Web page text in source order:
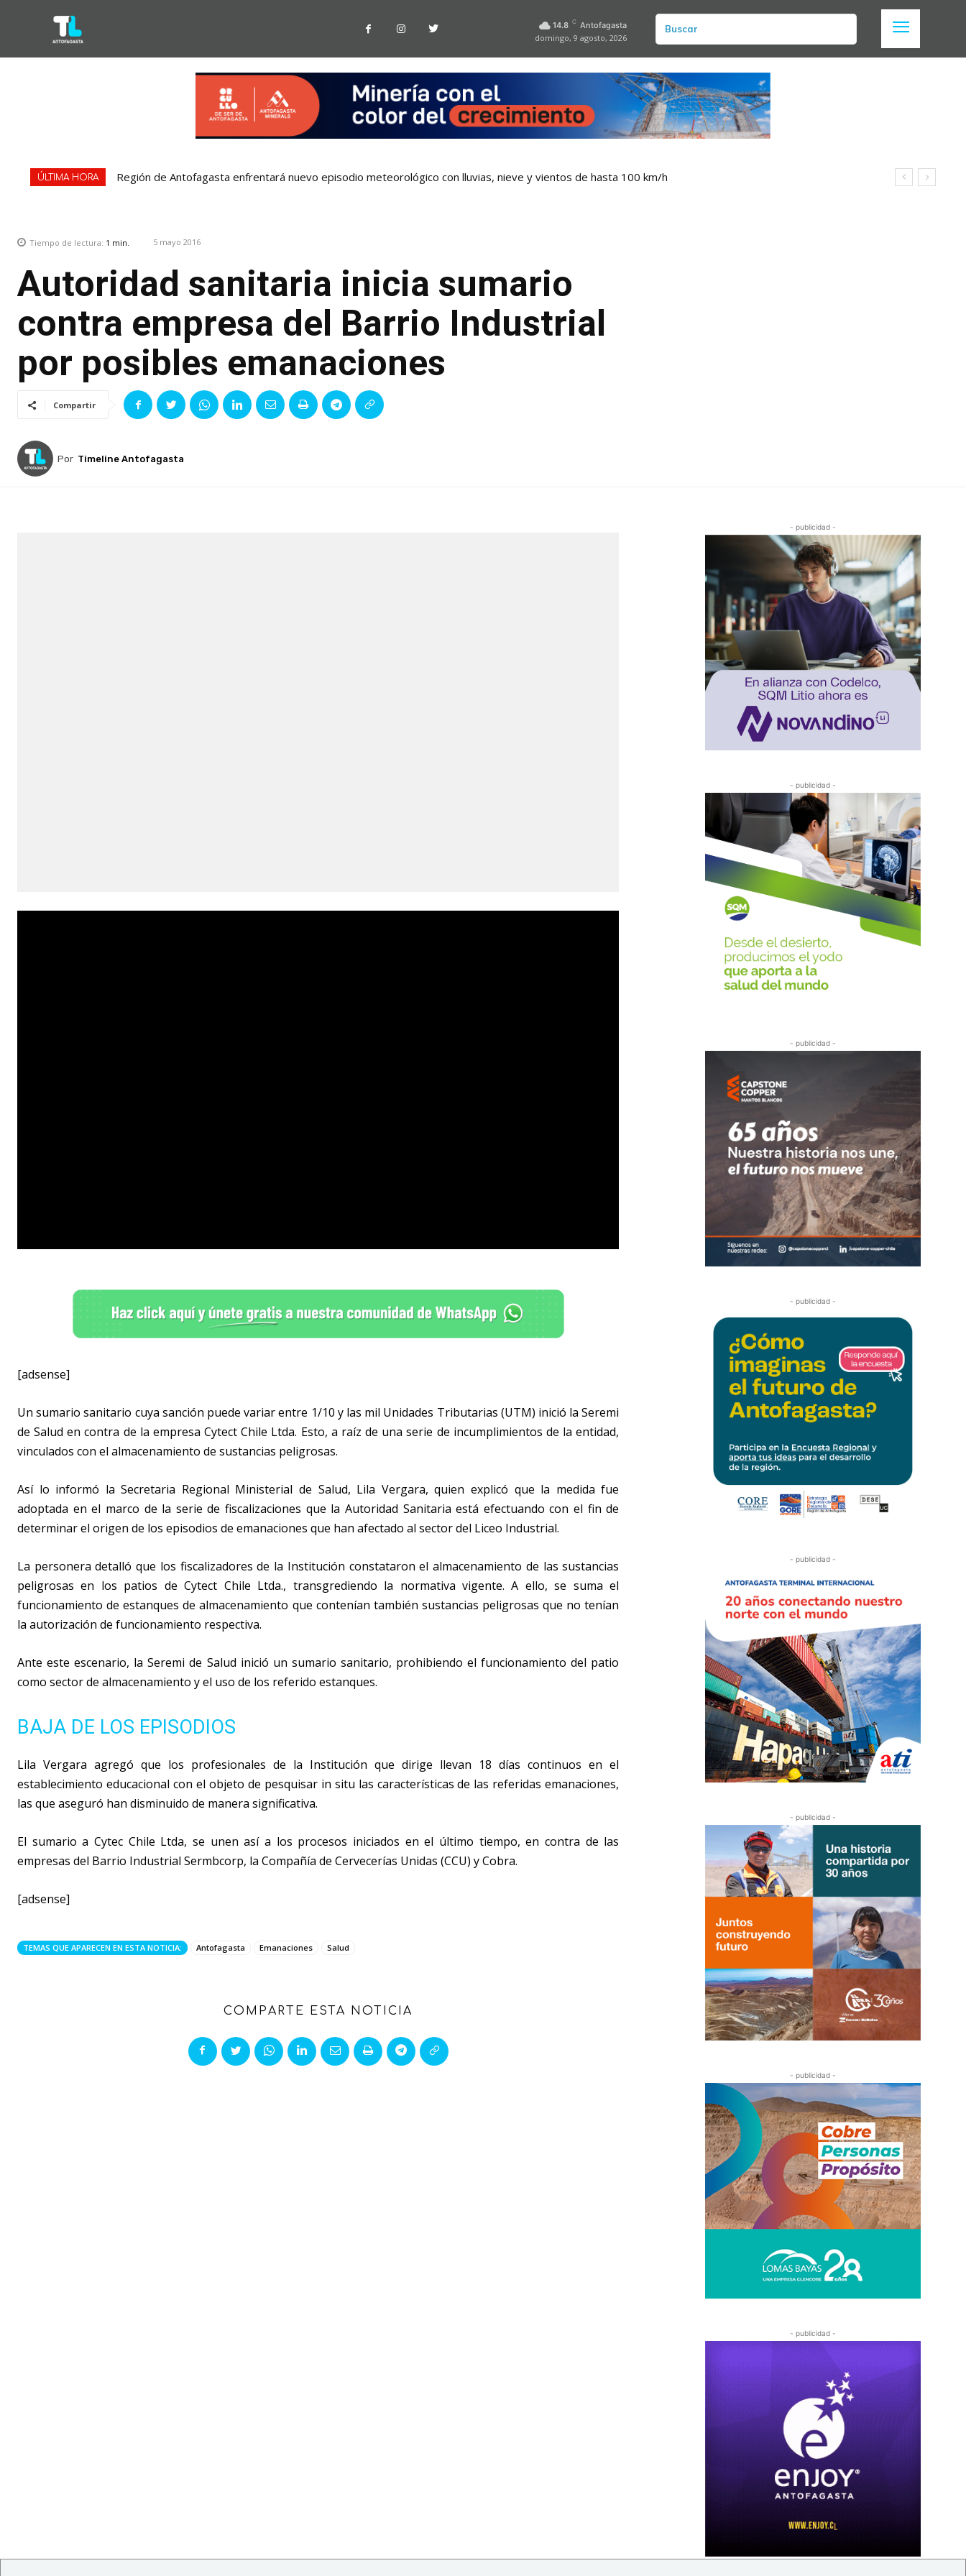
14.8 C Antofagasta
domingo, 9 agosto, 2026
Buscar
ÚLTIMA HORA Región de Antofagasta enfrentará nuevo episodio meteorológico con lluvias, nieve y vientos de hasta 100 km/h
Tiempo de lectura: 1 min. 5 mayo 2016
Autoridad sanitaria inicia sumario
contra empresa del Barrio Industrial
por posibles emanaciones
Compartir
Por Timeline Antofagasta
[adsense]
Un sumario sanitario cuya sanción puede variar entre 1/10 y las mil Unidades Tributarias (UTM) inició la Seremi
de Salud en contra de la empresa Cytect Chile Ltda. Esto, a raíz de una serie de incumplimientos de la entidad,
vinculados con el almacenamiento de sustancias peligrosas.
Así lo informó la Secretaria Regional Ministerial de Salud, Lila Vergara, quien explicó que la medida fue
adoptada en el marco de la serie de fiscalizaciones que la Autoridad Sanitaria está efectuando con el fin de
determinar el origen de los episodios de emanaciones que han afectado al sector del Liceo Industrial.
La personera detalló que los fiscalizadores de la Institución constataron el almacenamiento de las sustancias
peligrosas en los patios de Cytect Chile Ltda., transgrediendo la normativa vigente. A ello, se suma el
funcionamiento de estanques de almacenamiento que contenían también sustancias peligrosas que no tenían
la autorización de funcionamiento respectiva.
Ante este escenario, la Seremi de Salud inició un sumario sanitario, prohibiendo el funcionamiento del patio
como sector de almacenamiento y el uso de los referido estanques.
BAJA DE LOS EPISODIOS
Lila Vergara agregó que los profesionales de la Institución que dirige llevan 18 días continuos en el
establecimiento educacional con el objeto de pesquisar in situ las características de las referidas emanaciones,
las que aseguró han disminuido de manera significativa.
El sumario a Cytec Chile Ltda, se unen así a los procesos iniciados en el último tiempo, en contra de las
empresas del Barrio Industrial Sermbcorp, la Compañía de Cervecerías Unidas (CCU) y Cobra.
[adsense]
TEMAS QUE APARECEN EN ESTA NOTICIA: Antofagasta Emanaciones Salud
COMPARTE ESTA NOTICIA
- publicidad -
- publicidad -
- publicidad -
- publicidad -
- publicidad -
- publicidad -
- publicidad -
- publicidad -